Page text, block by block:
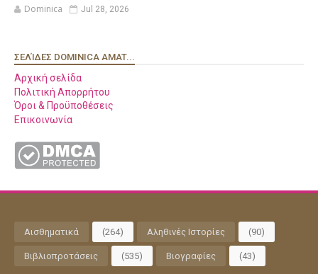
Dominica Jul 28, 2026
ΣΕΛΊΔΕΣ DOMINICA AMAT...
Αρχική σελίδα
Πολιτική Απορρήτου
Όροι & Προϋποθέσεις
Επικοινωνία
Αισθηματικά (264) Αληθινές Ιστορίες (90)
Βιβλιοπροτάσεις (535) Βιογραφίες (43)